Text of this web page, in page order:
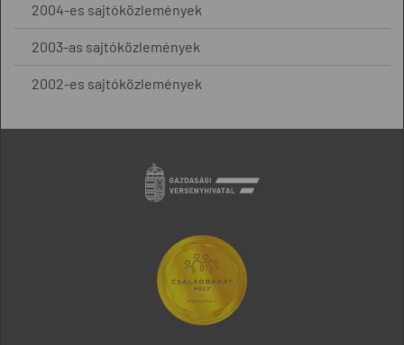
2004-es sajtóközlemények
2003-as sajtóközlemények
2002-es sajtóközlemények